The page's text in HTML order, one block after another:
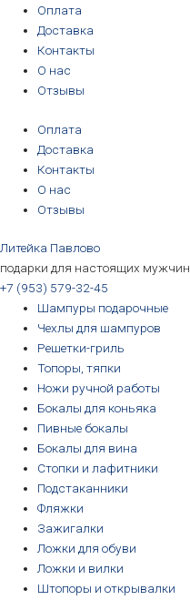
Перейти
содержимому
Оплата
Доставка
Контакты
О нас
Отзывы
Оплата
Доставка
Контакты
О нас
Отзывы
Литейка Павлово
подарки для настоящих мужчин
+7 (953) 579-32-45
Шампуры подарочные
Чехлы для шампуров
Решетки-гриль
Топоры, тяпки
Ножи ручной работы
Бокалы для коньяка
Пивные бокалы
Бокалы для вина
Стопки и лафитники
Подстаканники
Фляжки
Зажигалки
Ложки для обуви
Ложки и вилки
Штопоры и открывалки